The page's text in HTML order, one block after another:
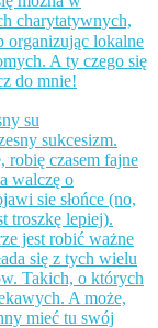
su